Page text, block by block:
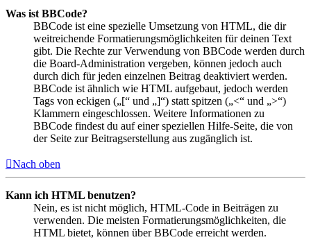
Was ist BBCode?
BBCode ist eine spezielle Umsetzung von HTML, die dir
weitreichende Formatierungsmöglichkeiten für deinen Text
gibt. Die Rechte zur Verwendung von BBCode werden durch
die Board-Administration vergeben, können jedoch auch
durch dich für jeden einzelnen Beitrag deaktiviert werden.
BBCode ist ähnlich wie HTML aufgebaut, jedoch werden
Tags von eckigen („[“ und „]“) statt spitzen („<“ und „>“)
Klammern eingeschlossen. Weitere Informationen zu
BBCode findest du auf einer speziellen Hilfe-Seite, die von
der Seite zur Beitragserstellung aus zugänglich ist.
Nach oben
Kann ich HTML benutzen?
Nein, es ist nicht möglich, HTML-Code in Beiträgen zu
verwenden. Die meisten Formatierungsmöglichkeiten, die
HTML bietet, können über BBCode erreicht werden.